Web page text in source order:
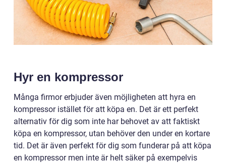
Hyr en kompressor
Många firmor erbjuder även möjligheten att hyra en
kompressor istället för att köpa en. Det är ett perfekt
alternativ för dig som inte har behovet av att faktiskt
köpa en kompressor, utan behöver den under en kortare
tid. Det är även perfekt för dig som funderar på att köpa
en kompressor men inte är helt säker på exempelvis